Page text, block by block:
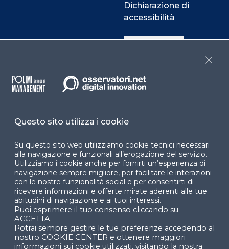
Dichiarazione di
accessibilità
Cookie Center
Facebook LinkedIn
© 2024 Copyright © Politecnico di Milano Dipartimento
di Ingegneria Gestionale
Questo sito utilizza i cookie
Su questo sito web utilizziamo cookie tecnici necessari
alla navigazione e funzionali all’erogazione del servizio.
Utilizziamo i cookie anche per fornirti un’esperienza di
navigazione sempre migliore, per facilitare le interazioni
con le nostre funzionalità social e per consentirti di
ricevere informazioni e offerte mirate aderenti alle tue
abitudini di navigazione e ai tuoi interessi.
Puoi esprimere il tuo consenso cliccando su
ACCETTA.
Potrai sempre gestire le tue preferenze accedendo al
nostro COOKIE CENTER e ottenere maggiori
informazioni sui cookie utilizzati, visitando la nostra